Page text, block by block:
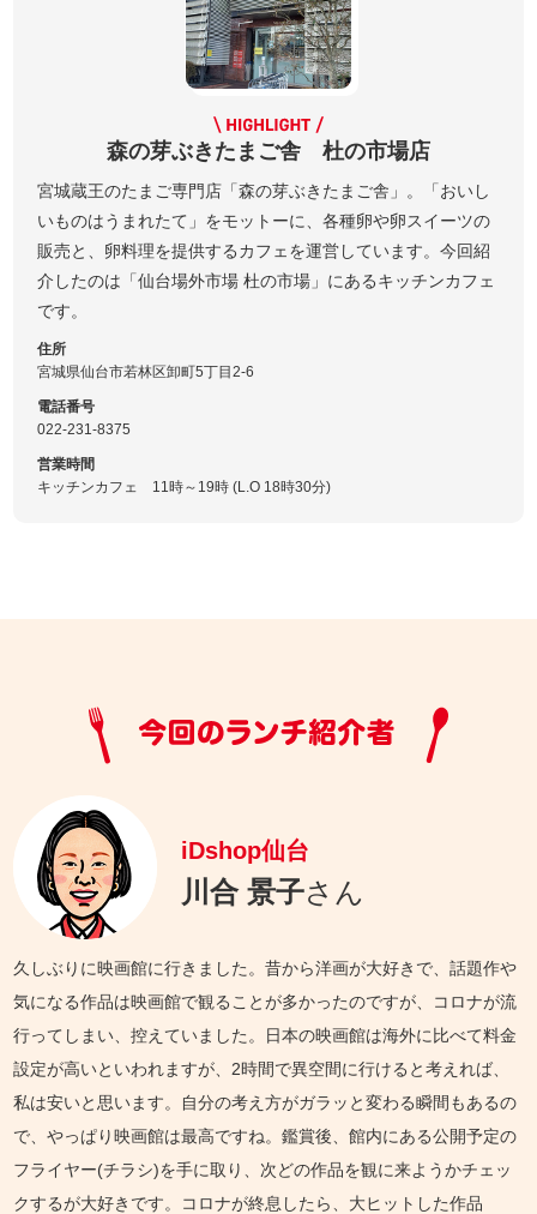
森の芽ぶきたまご舎 杜の市場店
宮城蔵王のたまご専門店「森の芽ぶきたまご舎」。「おいし
いものはうまれたて」をモットーに、各種卵や卵スイーツの
販売と、卵料理を提供するカフェを運営しています。今回紹
介したのは「仙台場外市場 杜の市場」にあるキッチンカフェ
です。
住所
宮城県仙台市若林区卸町5丁目2-6
電話番号
022-231-8375
営業時間
キッチンカフェ 11時～19時 (L.O 18時30分)
iDshop仙台
川合 景子さん
久しぶりに映画館に行きました。昔から洋画が大好きで、話題作や
気になる作品は映画館で観ることが多かったのですが、コロナが流
行ってしまい、控えていました。日本の映画館は海外に比べて料金
設定が高いといわれますが、2時間で異空間に行けると考えれば、
私は安いと思います。自分の考え方がガラッと変わる瞬間もあるの
で、やっぱり映画館は最高ですね。鑑賞後、館内にある公開予定の
フライヤー(チラシ)を手に取り、次どの作品を観に来ようかチェッ
クするが大好きです。コロナが終息したら、大ヒットした作品